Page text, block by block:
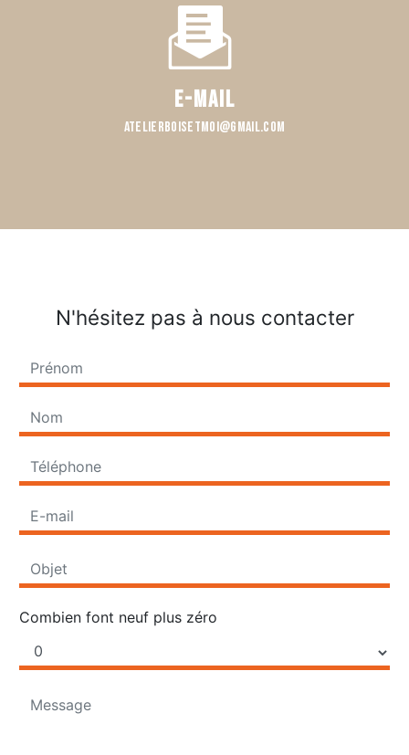
E-mail
atelierboisetmoi@gmail.com
N'hésitez pas à nous contacter
Combien font neuf plus zéro